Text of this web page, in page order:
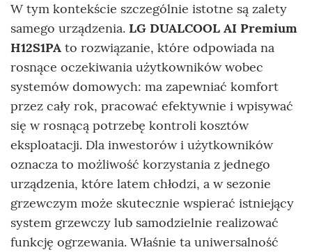
W tym kontekście szczególnie istotne są zalety
samego urządzenia. LG DUALCOOL AI Premium
H12S1PA to rozwiązanie, które odpowiada na
rosnące oczekiwania użytkowników wobec
systemów domowych: ma zapewniać komfort
przez cały rok, pracować efektywnie i wpisywać
się w rosnącą potrzebę kontroli kosztów
eksploatacji. Dla inwestorów i użytkowników
oznacza to możliwość korzystania z jednego
urządzenia, które latem chłodzi, a w sezonie
grzewczym może skutecznie wspierać istniejący
system grzewczy lub samodzielnie realizować
funkcję ogrzewania. Właśnie ta uniwersalność